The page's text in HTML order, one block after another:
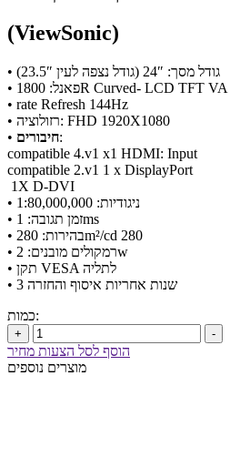
(ViewSonic)
• גודל מסך: 24″ (גודל נצפה לעין 23.5″)
• פאנל: 1800R Curved- LCD TFT VA
• rate Refresh 144Hz
• רזולוציה: FHD 1920X1080
• חיבורים:
compatible 4.v1 x1 HDMI: Input
compatible 2.v1 1 x DisplayPort
1X D-DVI
• ניגודיות: 1:80,000,000
• זמן תגובה: 1ms
• בהירות: 280m²/cd 280
• רמקולים מובנים: 2w
• תקן VESA לתליה
• 3 שנות אחריות איסוף והחזרה
כמות:
+ -
הוסף לסל הצעות מחיר
מוצרים נוספים